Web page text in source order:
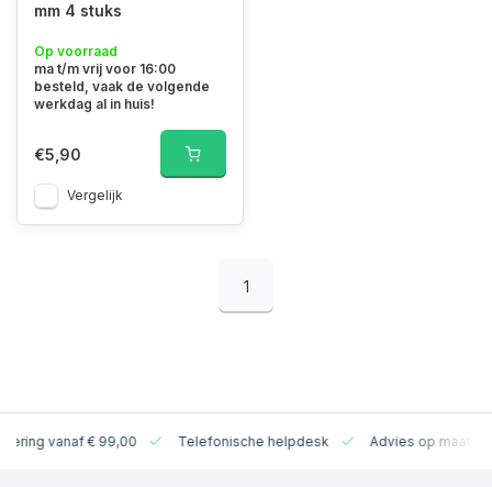
mm 4 stuks
Op voorraad
ma t/m vrij voor 16:00
besteld, vaak de volgende
werkdag al in huis!
€5,90
Vergelijk
1
vanaf € 99,00 Telefonische helpdesk Advies op maat